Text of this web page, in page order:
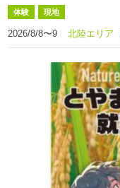
体験 現地
2026/8/8〜9 北陸エリア